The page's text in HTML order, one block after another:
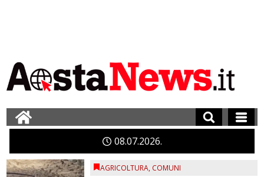
0807 2026
AGRICOLTURA, COMUNI